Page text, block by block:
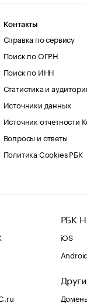
Контакты
Справка по сервису
Поиск по ОГРН
Поиск по ИНН
Статистика и
Источники данных
Источник отчетности
Вопросы и ответы
Политика Cookies РБК
РБК
iOS